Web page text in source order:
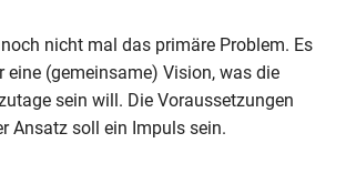
nicht mal das primäre Problem. Es
eine (gemeinsame) Vision, was die
sein will. Die Voraussetzungen
Ansatz soll ein Impuls sein.